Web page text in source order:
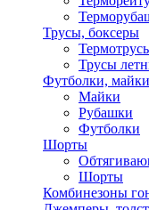
Трусы, боксеры
Трусы
Футболки,
Майки
Рубашки
Футболки
Шорты
Шорты
Комбинезоны